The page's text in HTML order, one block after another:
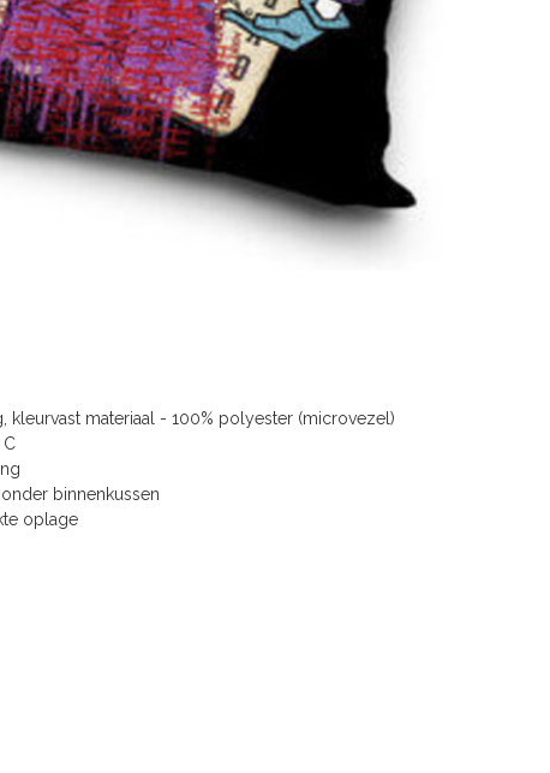
kleurvast materiaal - 100% polyester (microvezel)
C
binnenkussen
oplage